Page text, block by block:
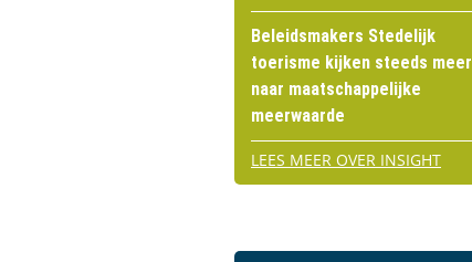
Beleidsmakers Stedelijk
toerisme kijken steeds meer
naar maatschappelijke
meerwaarde
LEES MEER OVER INSIGHT